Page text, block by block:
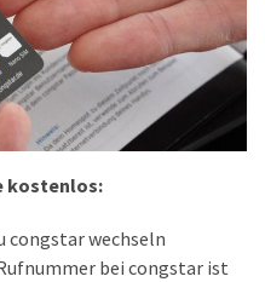
kostenlos:
congstar wechseln
bei congstar ist